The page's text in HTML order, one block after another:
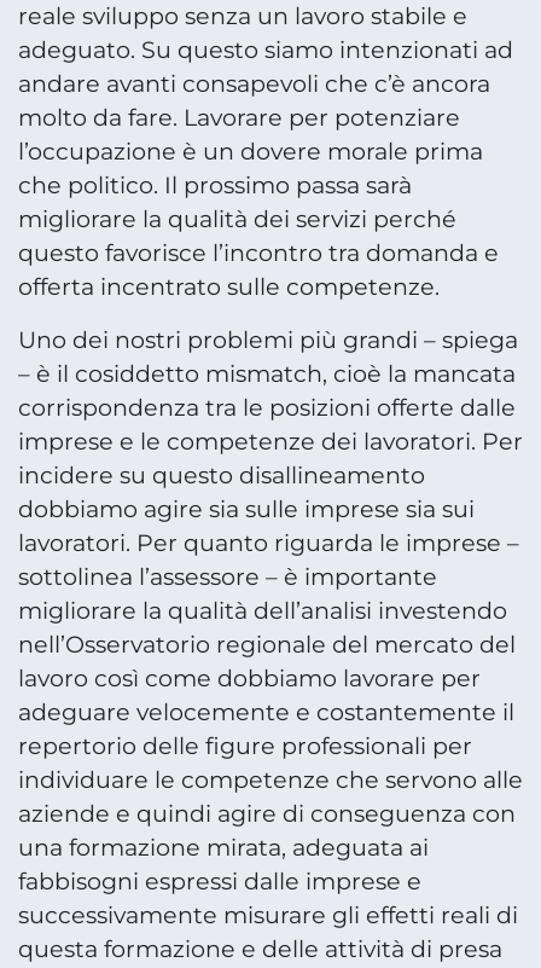
reale sviluppo senza un lavoro stabile e
adeguato. Su questo siamo intenzionati ad
andare avanti consapevoli che c’è ancora
molto da fare. Lavorare per potenziare
l’occupazione è un dovere morale prima
che politico. Il prossimo passa sarà
migliorare la qualità dei servizi perché
questo favorisce l’incontro tra domanda e
offerta incentrato sulle competenze.
Uno dei nostri problemi più grandi – spiega
– è il cosiddetto mismatch, cioè la mancata
corrispondenza tra le posizioni offerte dalle
imprese e le competenze dei lavoratori. Per
incidere su questo disallineamento
dobbiamo agire sia sulle imprese sia sui
lavoratori. Per quanto riguarda le imprese –
sottolinea l’assessore – è importante
migliorare la qualità dell’analisi investendo
nell’Osservatorio regionale del mercato del
lavoro così come dobbiamo lavorare per
adeguare velocemente e costantemente il
repertorio delle figure professionali per
individuare le competenze che servono alle
aziende e quindi agire di conseguenza con
una formazione mirata, adeguata ai
fabbisogni espressi dalle imprese e
successivamente misurare gli effetti reali di
questa formazione e delle attività di presa